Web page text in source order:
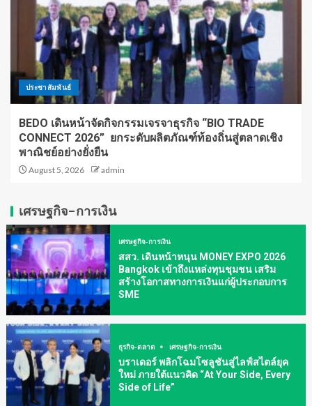
ประชาสัมพันธ์
BEDO เดินหน้าจัดกิจกรรมเจรจาธุรกิจ “BIO TRADE
CONNECT 2026” ยกระดับผลิตภัณฑ์ท้องถิ่นสู่ตลาดเชิง
พาณิชย์อย่างยั่งยืน
August 5, 2026 admin
เศรษฐกิจ-การเงิน
เศรษฐกิจ-การเงิน
สสว. เดินหน้าหนุน MONEY EXPO 2026
Bangkok เข้าถึงแหล่งทุนชุมชน เสริม
สร้างโอกาสทางการเงินแก่ผู้ประกอบการ
SME
ธุรกิจ-ตลาด เศรษฐกิจ-การเงิน
บราเดอร์ พลิกโฉมโซลูชันสู่ไลฟ์สไตล์ยุค
ใหม่ ภายใต้แนวคิด “At Your Side, Every
Side of Life”